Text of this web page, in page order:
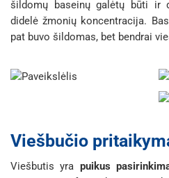
šildomų baseinų galėtų būti ir
didelė žmonių koncentracija.
pat buvo šildomas, bet bendrai
Viešbučio
Viešbutis yra puikus